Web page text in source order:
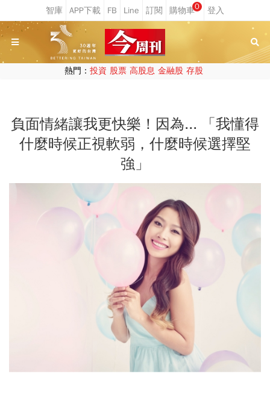
0
熱門： 投資 股票 高股息 金融股 存股
負面情緒讓我更快樂！因為... 「我懂得
什麼時候正視軟弱，什麼時候選擇堅
強」